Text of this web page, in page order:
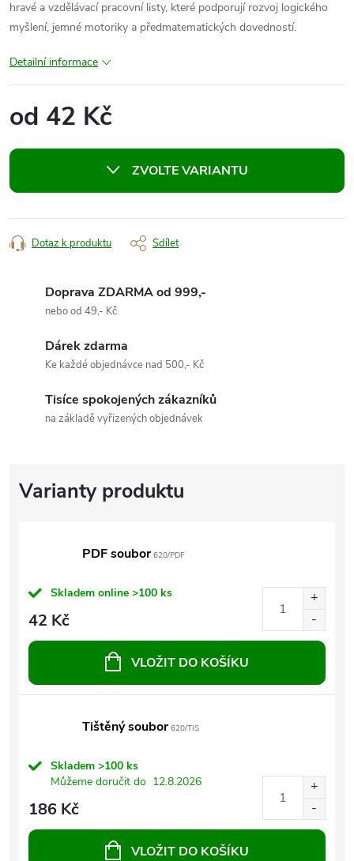
hravé a vzdělávací pracovní listy, které podporují rozvoj logického
myšlení, jemné motoriky a předmatematických dovedností.
Detailní informace
od 42 Kč
cena:
ZVOLTE VARIANTU
Dotaz k produktu Sdílet
Doprava ZDARMA od 999,-
nebo od 49,- Kč
Dárek zdarma
Ke každé objednávce nad 500,- Kč
Tisíce spokojených zákazníků
na základě vyřizených objednávek
PDF soubor620/PDF
Skladem online >100 ks
42 Kč
VLOŽIT DO KOŠÍKU
Tištěný soubor620/TIS
Skladem >100 ks
Můžeme doručit do 12.8.2026
186 Kč
VLOŽIT DO KOŠÍKU